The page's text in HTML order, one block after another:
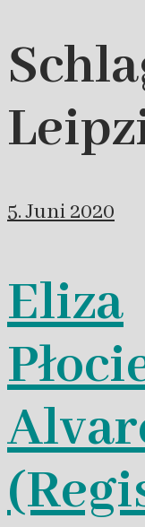
5. Juni 2020
Eliza